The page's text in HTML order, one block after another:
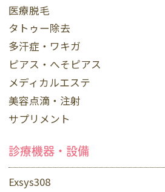
医療脱毛
タトゥー除去
多汗症・ワキガ
ピアス・へそピアス
メディカルエステ
美容点滴・注射
サプリメント
診療機器・設備
Exsys308